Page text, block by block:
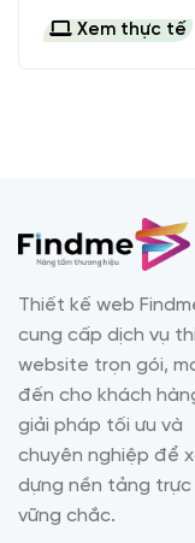
Xem thực tế
Thiết kế web
cung cấp dịch vụ
website trọn gói,
đến cho khách
giải pháp tối ưu và
chuyên nghiệp để
dựng nền tảng trực
vững chắc.